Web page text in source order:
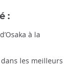
:
à la
les meilleurs